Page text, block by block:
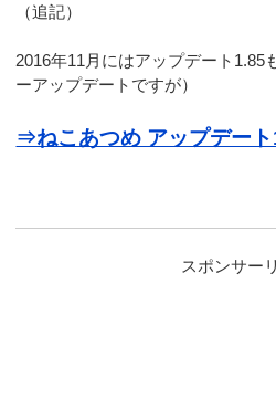
（追記）
2016年11月にはアップデート1.85
ーアップデートですが）
⇒ねこあつめ アップデー
スポンサー